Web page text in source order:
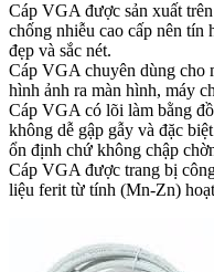
Cáp VGA được sản xuất
chống nhiễu cao cấp nên
đẹp và sắc nét.
Cáp VGA chuyên dùng cho
hình ảnh ra màn hình, máy
Cáp VGA có lõi làm bằng
không dễ gập gẫy và đặc
ổn định chứ không chập
Cáp VGA được trang bị
liệu ferit từ tính (Mn-Zn)